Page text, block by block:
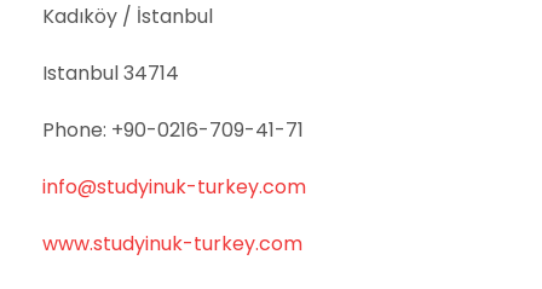
Kadıköy / İstanbul
Istanbul 34714
Phone: +90-0216-709-41-71
info@studyinuk-turkey.com
www.studyinuk-turkey.com